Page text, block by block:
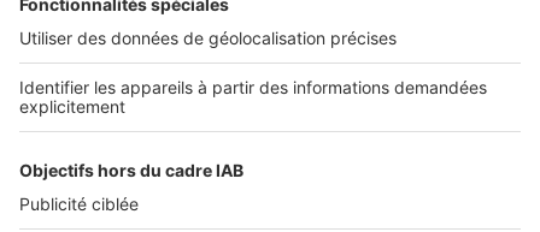
Tous nos services pro
Accès client
Mes annonces sur SeLoger
À DÉCOUVRIR
Tout l'immobilier
Toutes les villes